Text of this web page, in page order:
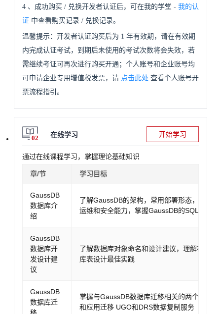
4 、成功购买 / 兑换开发者认证后，可在我的学堂 - 我的认
证 中查看购买记录 / 兑换记录。
温馨提示：开发者认证购买后为 1 年有效期，请在有效期
内完成认证考试，到期后未使用的考试次数将会失效，若
需继续考证可再次进行购买开通；个人账号和企业账号均
可申请企业专用增值税发票，请 点击此处 查看个人账号开
票流程指引。
02 在线学习 开始学习
通过在线课程学习，掌握理论基础知识
章/节 学习目标
GaussDB
数据库介
绍
了解GaussDB的架构，常用部署形态，存储
运维和安全能力，掌握GaussDB的SQL引擎原
GaussDB
数据库开
发设计建
议
了解数据库对象命名和设计建议，理解存储过
库表设计最佳实践
GaussDB
数据库迁
掌握与GaussDB数据库迁移相关的两个服务
和应用迁移 UGO和DRS数据复制服务